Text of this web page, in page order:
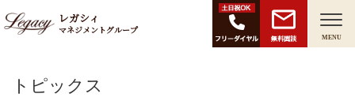
レガシィ
マネジメントグループ
無料面談 MENU
トピックス